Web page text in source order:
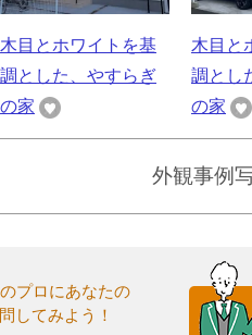
木目とホワイトを基
調とした、やすらぎ
の家
木目と
調とし
の家
外観事例
プロにあなたの
してみよう！